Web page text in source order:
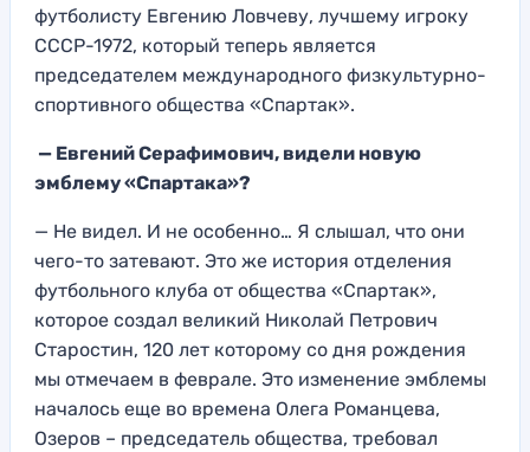
футболисту Евгению Ловчеву, лучшему игроку
СССР-1972, который теперь является
председателем международного физкультурно-
спортивного общества «Спартак».
— Евгений Серафимович, видели новую
эмблему «Спартака»?
— Не видел. И не особенно… Я слышал, что они
чего-то затевают. Это же история отделения
футбольного клуба от общества «Спартак»,
которое создал великий Николай Петрович
Старостин, 120 лет которому со дня рождения
мы отмечаем в феврале. Это изменение эмблемы
началось еще во времена Олега Романцева,
Озеров – председатель общества, требовал